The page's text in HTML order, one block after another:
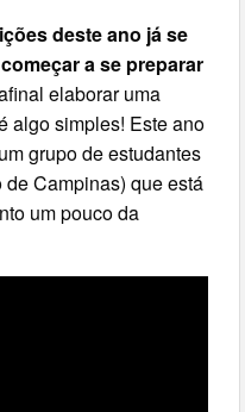
deste ano já se
a se preparar
elaborar uma
algo simples! Este ano
grupo de estudantes
Campinas) que está
um pouco da